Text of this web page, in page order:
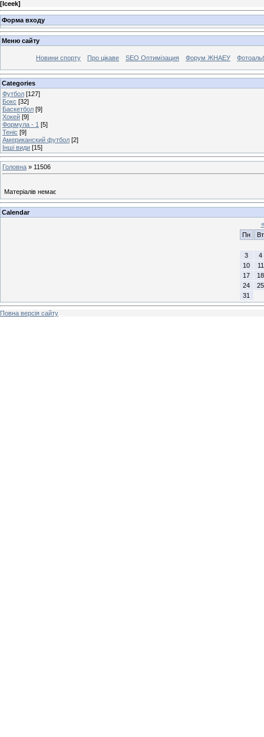
[Iceek]
Форма входу
Меню сайту
Новини спорту Про цікаве SEO Оптимізация Форум ЖНАЕУ
Categories
Футбол [127]
Бокс [32]
Баскетбол [9]
Хокей [9]
Формула - 1 [5]
Теніс [9]
Американский футбол [2]
Інші види [15]
Головна » 11506
Матеріалів немає
Calendar
«
Пн
Вт
3
4
10
11
17
18
24
25
31
Повна версія сайту